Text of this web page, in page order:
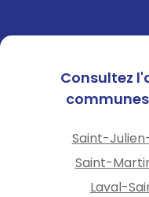
Consultez
Saint-
Saint-
Laval-